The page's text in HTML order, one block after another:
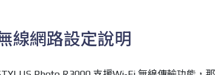
線網路設定說明